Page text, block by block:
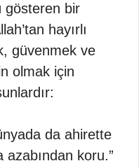
gösteren bir
hayırlı
güvenmek ve
olmak için
da ahirette
azabından koru.”